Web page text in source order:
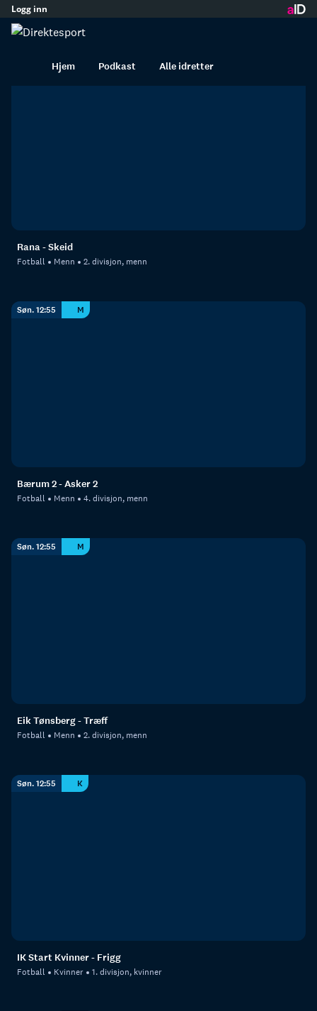
innhold
Logg inn
Hjem Podkast Alle idretter
Kommende fotballkamper
Søn. 12:25
Rana - Skeid
Fotball Menn 2. divisjon, menn
Søn. 12:55 M
Bærum 2 - Asker 2
Fotball Menn 4. divisjon, menn
Søn. 12:55 M
Eik Tønsberg - Træff
Fotball Menn 2. divisjon, menn
Søn. 12:55 K
IK Start Kvinner - Frigg
Fotball Kvinner 1. divisjon, kvinner